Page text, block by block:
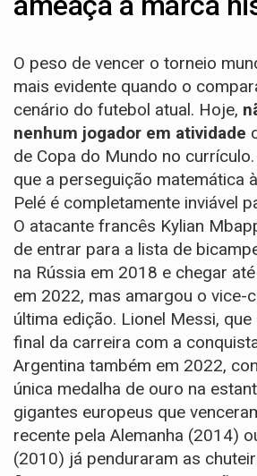
O peso de vencer o torneio
mais evidente quando o
cenário do futebol atual. Hoje,
nenhum jogador em atividade
de Copa do Mundo no
que a perseguição matemática
Pelé é completamente inviável
O atacante francês Kylian
de entrar para a lista de
na Rússia em 2018 e chegar
em 2022, mas amargou o vice-
última edição. Lionel Messi,
final da carreira com a
Argentina também em 2022,
única medalha de ouro na
gigantes europeus que
recente pela Alemanha (2014)
(2010) já penduraram as